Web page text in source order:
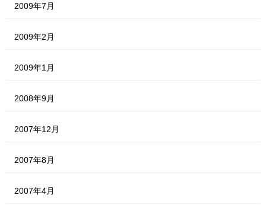
2009年7月
2009年2月
2009年1月
2008年9月
2007年12月
2007年8月
2007年4月